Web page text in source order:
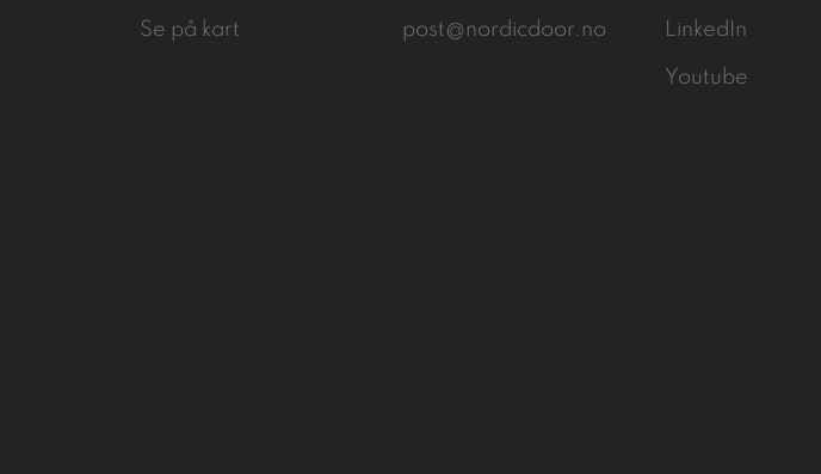
Se på kart post@nordicdoor.no LinkedIn
Youtube